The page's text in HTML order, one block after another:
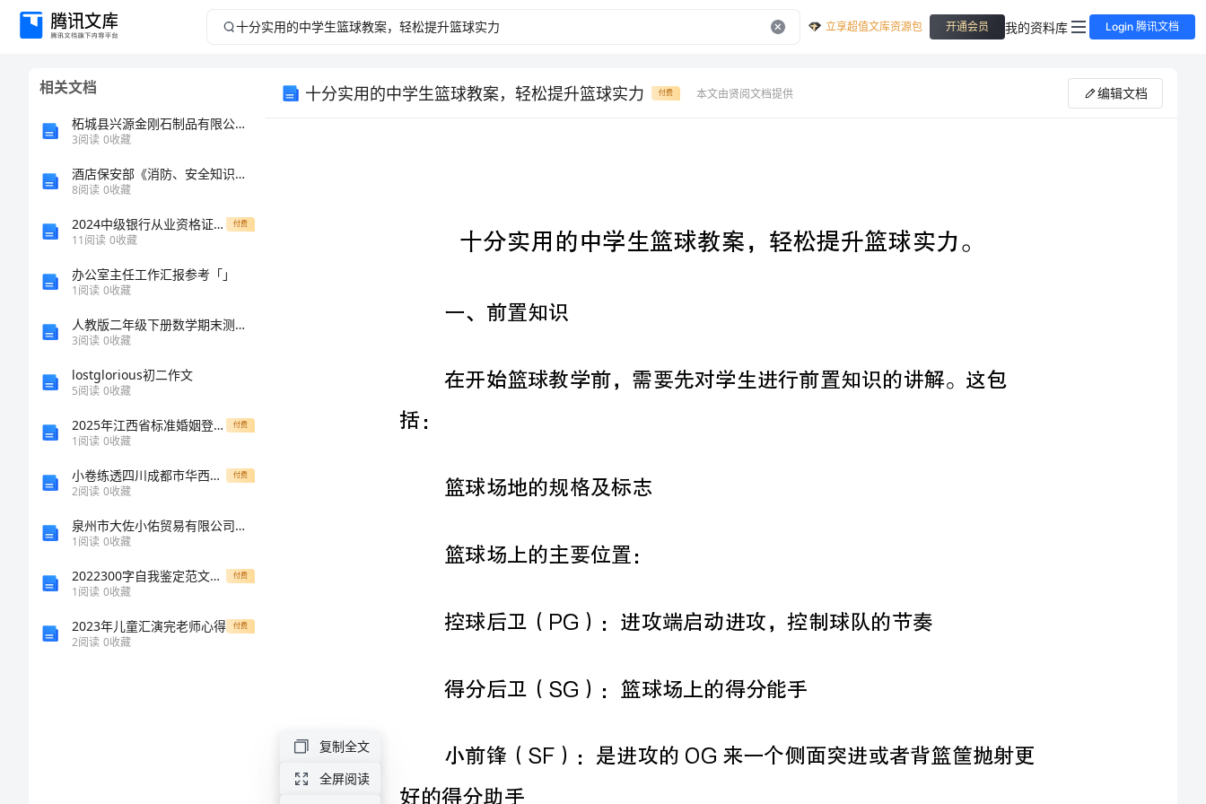
十
案，
立享超值文库资源包 开通会员 我的资料库 Login 腾讯文档
相关文档
柘城县兴源金刚石制品有限公司介绍企业发展分析报告
3阅读 0收藏
酒店保安部《消防、安全知识》比赛项目题库
8阅读 0收藏
2024中级银行从业资格证《个人理财》每周一练试题D卷 付费
11阅读 0收藏
办公室主任工作汇报参考「」
1阅读 0收藏
人教版二年级下册数学期末测试卷带答案【实用】
3阅读 0收藏
lostglorious初二作文
5阅读 0收藏
2025年江西省标准婚姻登记策划离婚协议书样本 付费
1阅读 0收藏
小卷练透四川成都市华西中学物理八年级下册物质的物理属性专题练习试题（含详细解析） 付费
2阅读 0收藏
泉州市大佐小佑贸易有限公司介绍企业发展分析报告
1阅读 0收藏
2022300字自我鉴定范文4篇 付费
1阅读 0收藏
2023年儿童汇演完老师心得 付费
2阅读 0收藏
十分实用的中学生篮球教案，轻松提升篮球实力 付费 本文由贤阅文档提供 编辑文档
中锋（C）：篮球场上的防守专家和篮板球高手
篮球场地的规格及标志
得分后卫（SG）：篮球场上的得分能手
大前锋（PF）：支持后卫的进攻，并提供篮板球的压力
复制全文
全屏阅读